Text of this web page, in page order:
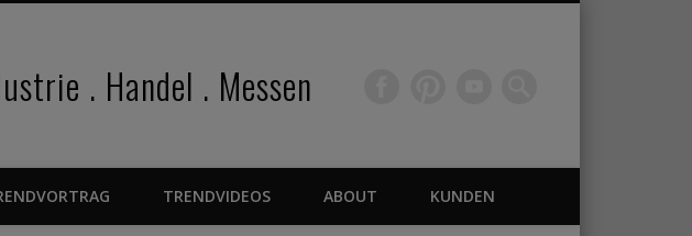
. Handel . Messen
TRENDVIDEOS ABOUT KUNDEN